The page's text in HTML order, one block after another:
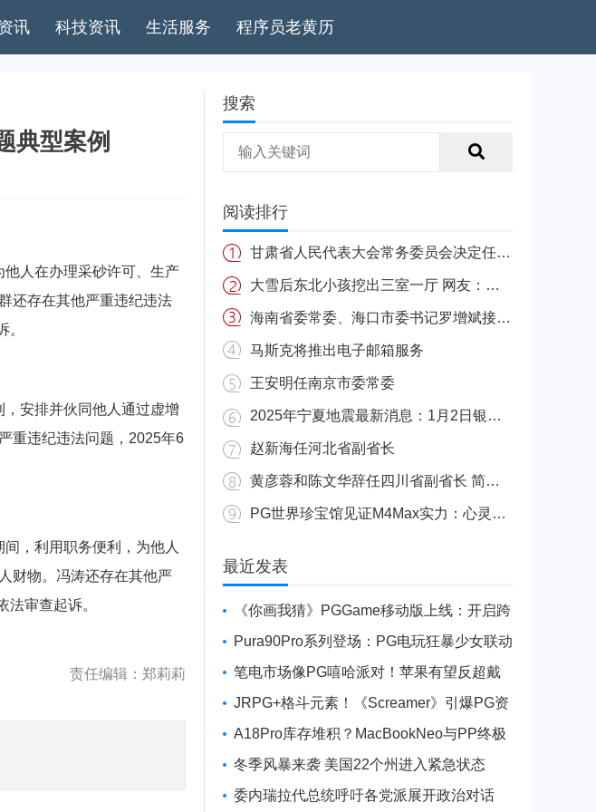
讯 科技资讯 生活服务 程序员老黄历
典型案例
人在办理采砂许可、生产
还存在其他严重违纪违法
安排并伙同他人通过虚增
重违纪违法问题，2025年6
，利用职务便利，为他人
财物。冯涛还存在其他严
审查起诉。
责任编辑：郑莉莉
搜索
阅读排行
甘肃省人民代表大会常务委员会决定任免名单
大雪后东北小孩挖出三室一厅 网友：南方的娃很羡慕
海南省委常委、海口市委书记罗增斌接受中央纪委国家监委纪律审查和监察调查
马斯克将推出电子邮箱服务
王安明任南京市委常委
2025年宁夏地震最新消息：1月2日银川发生4.8级地震
赵新海任河北省副省长
黄彦蓉和陈文华辞任四川省副省长 简历资料照片
PG世界珍宝馆见证M4Max实力：心灵杀手2竟轻松跑出80FPS！
最近发表
《你画我猜》PGGame移动版上线：开启跨
平台互动新玩法
Pura90Pro系列登场：PG电玩狂暴少女联动
旗舰性能升级
笔电市场像PG嘻哈派对！苹果有望反超戴
尔进前三
JRPG+格斗元素！《Screamer》引爆PG资
讯手游新焦点
A18Pro库存堆积？MacBookNeo与PP终极
火焰狂潮意外同框
冬季风暴来袭 美国22个州进入紧急状态
委内瑞拉代总统呼吁各党派展开政治对话